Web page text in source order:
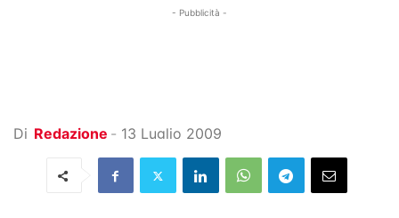
- Pubblicità -
Di Redazione - 13 Luglio 2009